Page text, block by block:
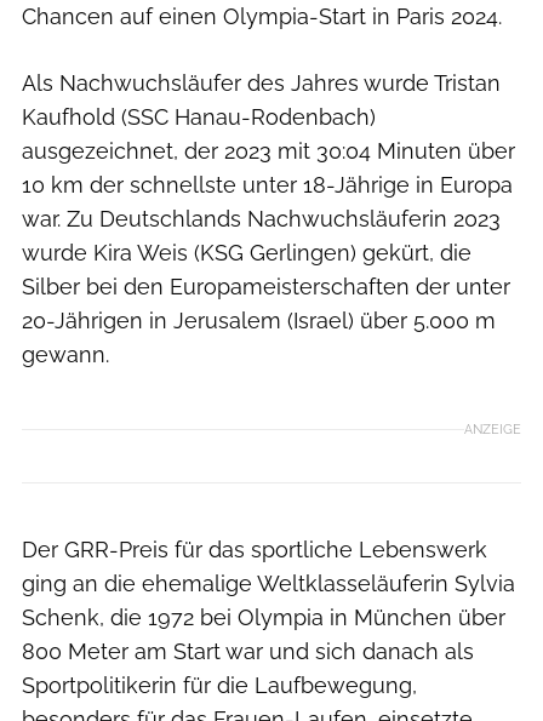
Chancen auf einen Olympia-Start in Paris 2024.
Als Nachwuchsläufer des Jahres wurde Tristan
Kaufhold (SSC Hanau-Rodenbach)
ausgezeichnet, der 2023 mit 30:04 Minuten über
10 km der schnellste unter 18-Jährige in Europa
war. Zu Deutschlands Nachwuchsläuferin 2023
wurde Kira Weis (KSG Gerlingen) gekürt, die
Silber bei den Europameisterschaften der unter
20-Jährigen in Jerusalem (Israel) über 5.000 m
gewann.
ANZEIGE
Der GRR-Preis für das sportliche Lebenswerk
ging an die ehemalige Weltklasseläuferin Sylvia
Schenk, die 1972 bei Olympia in München über
800 Meter am Start war und sich danach als
Sportpolitikerin für die Laufbewegung,